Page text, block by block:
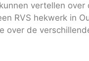
vertellen over
RVS hekwerk in
over de